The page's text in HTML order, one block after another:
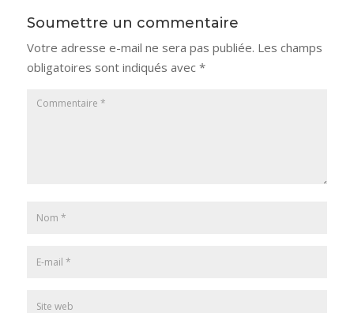
Soumettre un commentaire
Votre adresse e-mail ne sera pas publiée. Les champs
obligatoires sont indiqués avec *